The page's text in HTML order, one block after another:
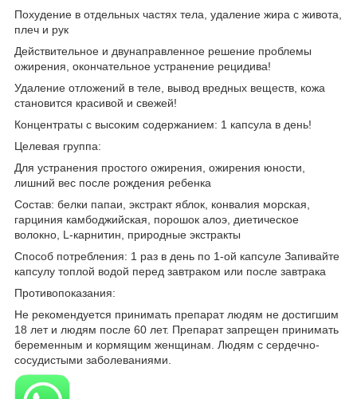
Похудение в отдельных частях тела, удаление жира с живота,
плеч и рук
Действительное и двунаправленное решение проблемы
ожирения, окончательное устранение рецидива!
Удаление отложений в теле, вывод вредных веществ, кожа
становится красивой и свежей!
Концентраты с высоким содержанием: 1 капсула в день!
Целевая группа:
Для устранения простого ожирения, ожирения юности,
лишний вес после рождения ребенка
Состав: белки папаи, экстракт яблок, конвалия морская,
гарциния камбоджийская, порошок алоэ, диетическое
волокно, L-карнитин, природные экстракты
Способ потребления: 1 раз в день по 1-ой капсуле Запивайте
капсулу топлой водой перед завтраком или после завтрака
Противопоказания:
Не рекомендуется принимать препарат людям не достигшим
18 лет и людям после 60 лет. Препарат запрещен принимать
беременным и кормящим женщинам. Людям с сердечно-
сосудистыми заболеваниями.